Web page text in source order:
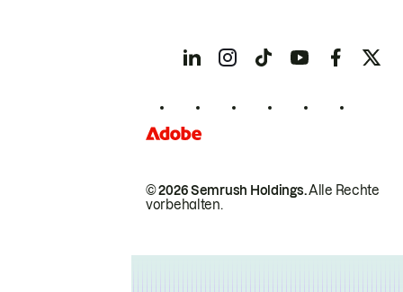
© 2026 Semrush Holdings.Alle Rechte
vorbehalten.